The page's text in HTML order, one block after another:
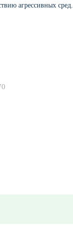
агрессивных сред.